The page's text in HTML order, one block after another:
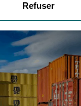
Refuser